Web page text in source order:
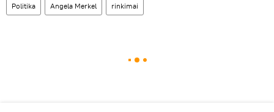
Politika Angela Merkel rinkimai